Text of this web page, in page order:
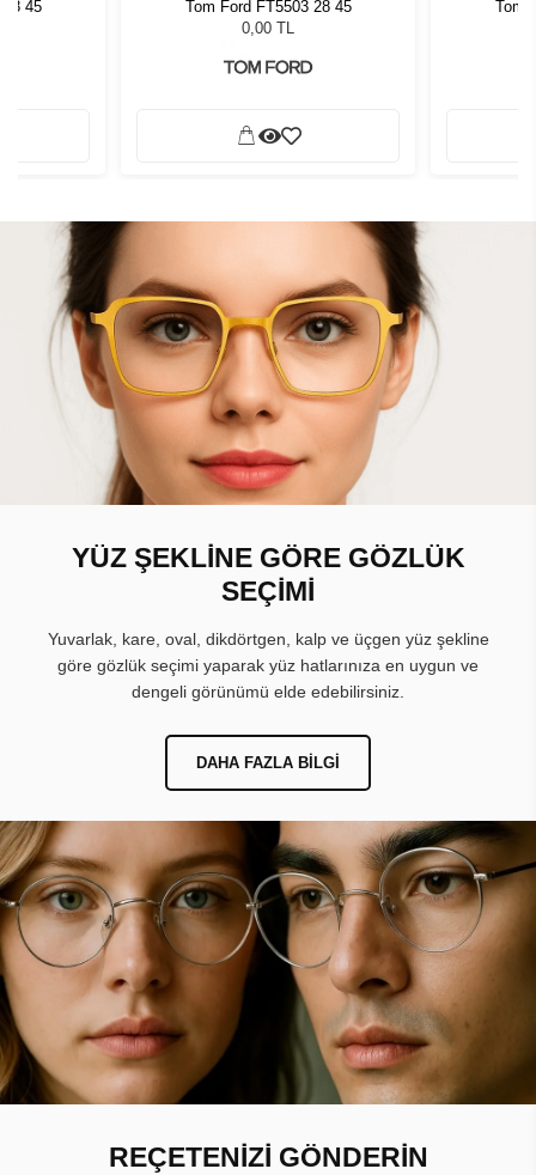
45
Tom Ford FT5503 28 45
0,00 TL
Tom
YÜZ ŞEKLİNE GÖRE GÖZLÜK
SEÇİMİ
Yuvarlak, kare, oval, dikdörtgen, kalp ve üçgen yüz şekline
göre gözlük seçimi yaparak yüz hatlarınıza en uygun ve
dengeli görünümü elde edebilirsiniz.
DAHA FAZLA BILGI
REÇETENİZİ GÖNDERİN